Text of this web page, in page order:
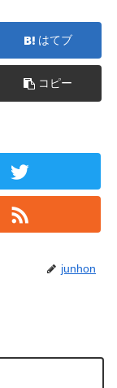
はてブ
コピー
junhon